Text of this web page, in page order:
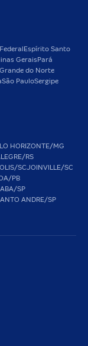
Espírito Santo
Gerais Pará
Grande do Norte
São PauloSergipe
HORIZONTE/MG
RS
SCJOINVILLE/SC
PB
SP
ANDRE/SP